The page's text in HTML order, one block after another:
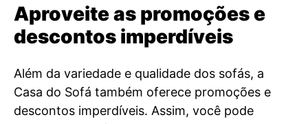
Aproveite as promoções e
descontos imperdíveis
Além da variedade e qualidade dos sofás, a
Casa do Sofá também oferece promoções e
descontos imperdíveis. Assim, você pode